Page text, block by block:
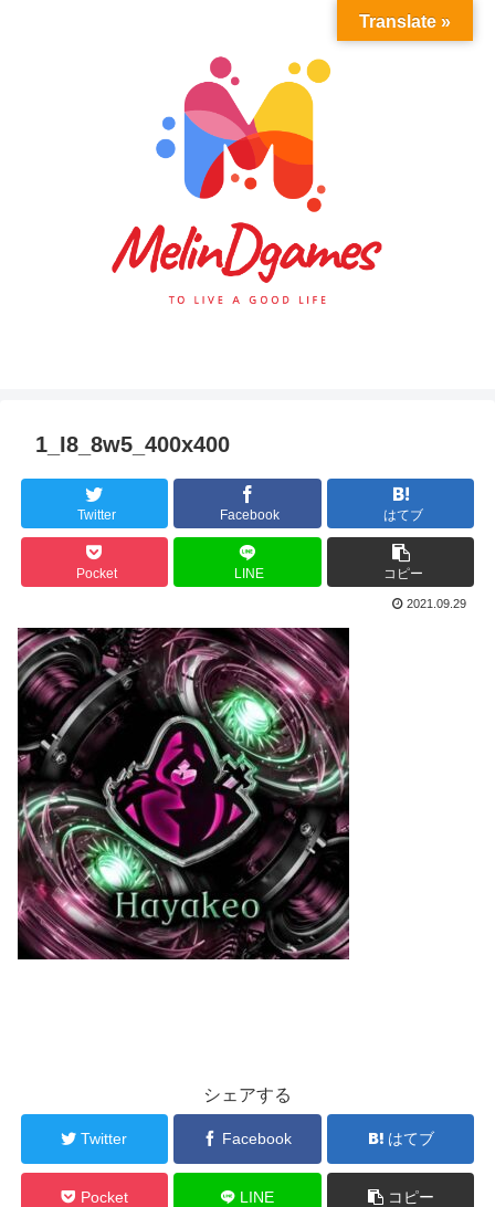
1_I8_8w5_400x400
Twitter Facebook はてブ
Pocket LINE コピー
2021.09.29
シェアする
Twitter Facebook はてブ
Pocket LINE コピー
Translate »